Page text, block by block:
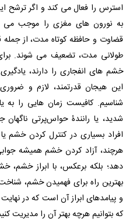
استرس را فعال می کند و اگر ترشح
به نورون های مغزی را موجب می
قضاوت و حافظه کوتاه مدت، از
طولانی مدت، تضعیف می شوند.
خشم های انفجاری را دارند،
این هیجان قدرتمند، لازم و
شناسیم. کافیست زمان هایی را به
شدید، یا رانندۀ حواس‌پرتی
افراد بسیاری در کنترل کردن خشم
هرچند، آزاد کردن خشم همیشه
دهد؛ بلکه برعکس، با ابراز خشم،
بهترین راه برای فهمیدن خشم،
و پیامدهای ابراز آن است که در
که بتوانیم هرچه بهتر آن را مدیریت